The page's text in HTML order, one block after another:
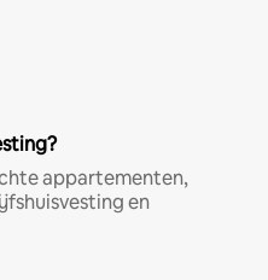
appartementen,
en